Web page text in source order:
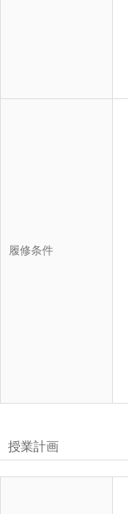
履修条件
授業計画